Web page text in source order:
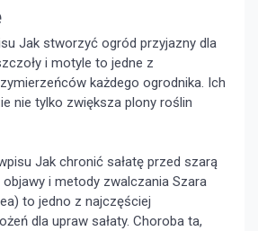
Jak stworzyć ogród przyjazny dla
i motyle to jedne z
każdego ogrodnika. Ich
nie tylko zwiększa plony roślin
Jak chronić sałatę przed szarą
i metody zwalczania Szara
to jedno z najczęściej
dla upraw sałaty. Choroba ta,